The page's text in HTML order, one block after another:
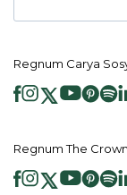
Regnum Carya
Regnum The